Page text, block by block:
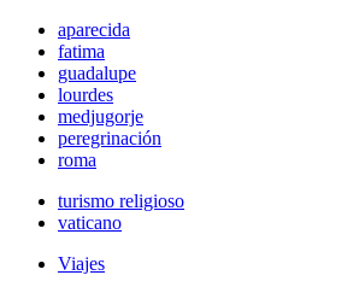
aparecida
fatima
guadalupe
lourdes
medjugorje
peregrinación
roma
turismo religioso
vaticano
Viajes